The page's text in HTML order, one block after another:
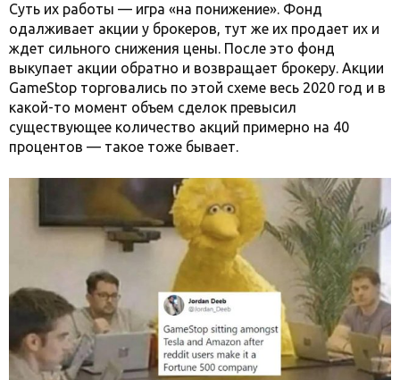
Суть их работы — игра «на понижение». Фонд
одалживает акции у брокеров, тут же их продает их и
ждет сильного снижения цены. После это фонд
выкупает акции обратно и возвращает брокеру. Акции
GameStop торговались по этой схеме весь 2020 год и в
какой-то момент объем сделок превысил
существующее количество акций примерно на 40
процентов — такое тоже бывает.